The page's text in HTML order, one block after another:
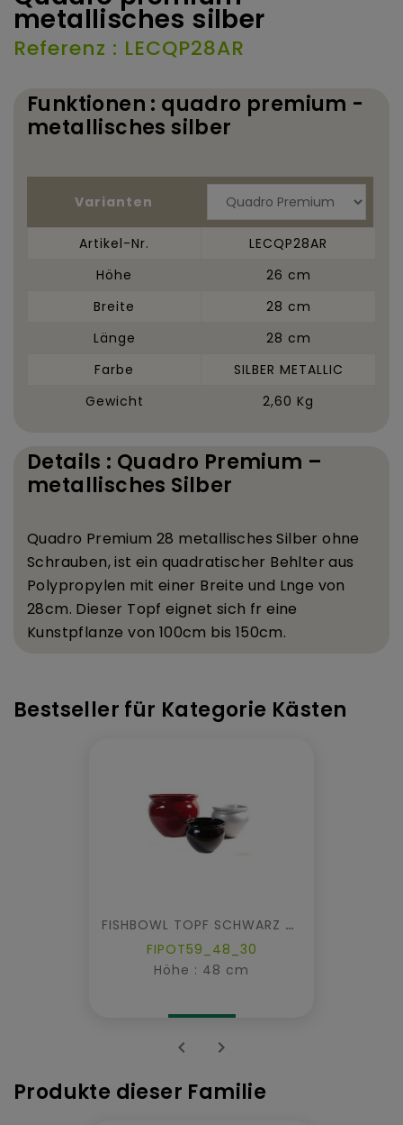
metallisches silber
Referenz : LECQP28AR
Funktionen : quadro premium -
metallisches silber
Varianten
Artikel-Nr.
LECQP28AR
Höhe
26 cm
Breite
28 cm
Länge
28 cm
Farbe
SILBER METALLIC
Gewicht
2,60 Kg
Details : Quadro Premium –
metallisches Silber
Quadro Premium 28 metallisches Silber ohne
Schrauben, ist ein quadratischer Behlter aus
Polypropylen mit einer Breite und Lnge von
28cm. Dieser Topf eignet sich fr eine
Kunstpflanze von 100cm bis 150cm.
Bestseller für Kategorie Kästen
FISHBOWL TOPF SCHWARZ MARMOR
FIPOT59_48_30
Höhe : 48 cm
 
Produkte dieser Familie